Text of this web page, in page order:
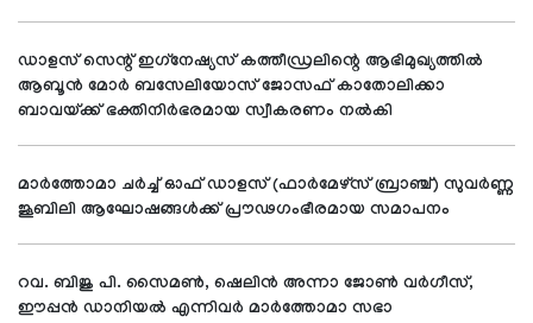
ഡാളസ് സെന്റ് ഇഗ്‌നേഷ്യസ് കത്തീഡ്രലിന്റെ ആഭിമുഖ്യത്തില്‍
ആബൂന്‍ മോര്‍ ബസേലിയോസ് ജോസഫ് കാതോലിക്കാ
ബാവയ്ക്ക് ഭക്തിനിര്‍ഭരമായ സ്വീകരണം നല്‍കി
മാര്‍ത്തോമാ ചര്‍ച്ച് ഓഫ് ഡാളസ് (ഫാര്‍മേഴ്സ് ബ്രാഞ്ച്) സുവര്‍ണ്ണ
ജൂബിലി ആഘോഷങ്ങള്‍ക്ക് പ്രൗഢഗംഭീരമായ സമാപനം
റവ. ബിജു പി. സൈമണ്‍, ഷെലിന്‍ അന്നാ ജോണ്‍ വര്‍ഗീസ്,
ഈപ്പന്‍ ഡാനിയല്‍ എന്നിവര്‍ മാര്‍ത്തോമാ സഭാ